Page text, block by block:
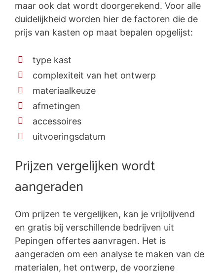
maar ook dat wordt doorgerekend. Voor alle
duidelijkheid worden hier de factoren die de
prijs van kasten op maat bepalen opgelijst:
type kast
complexiteit van het ontwerp
materiaalkeuze
afmetingen
accessoires
uitvoeringsdatum
Prijzen vergelijken wordt
aangeraden
Om prijzen te vergelijken, kan je vrijblijvend
en gratis bij verschillende bedrijven uit
Pepingen offertes aanvragen. Het is
aangeraden om een analyse te maken van de
materialen, het ontwerp, de voorziene